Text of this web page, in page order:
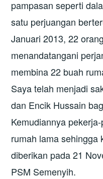
pampasan seperti
satu perjuangan
Januari 2013, 22
menandatangani
membina 22 buah
Saya telah menjadi
dan Encik Hussain
Kemudiannya
rumah lama sehingga
diberikan pada 21
PSM Semenyih.